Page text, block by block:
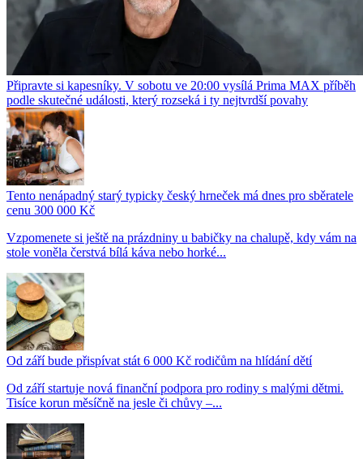
Připravte si kapesníky. V sobotu ve 20:00 vysílá Prima MAX příběh
podle skutečné události, který rozseká i ty nejtvrdší povahy
Tento nenápadný starý typicky český hrneček má dnes pro sběratele
cenu 300 000 Kč
Vzpomenete si ještě na prázdniny u babičky na chalupě, kdy vám na
stole voněla čerstvá bílá káva nebo horké...
Od září bude přispívat stát 6 000 Kč rodičům na hlídání dětí
Od září startuje nová finanční podpora pro rodiny s malými dětmi.
Tisíce korun měsíčně na jesle či chůvy –...